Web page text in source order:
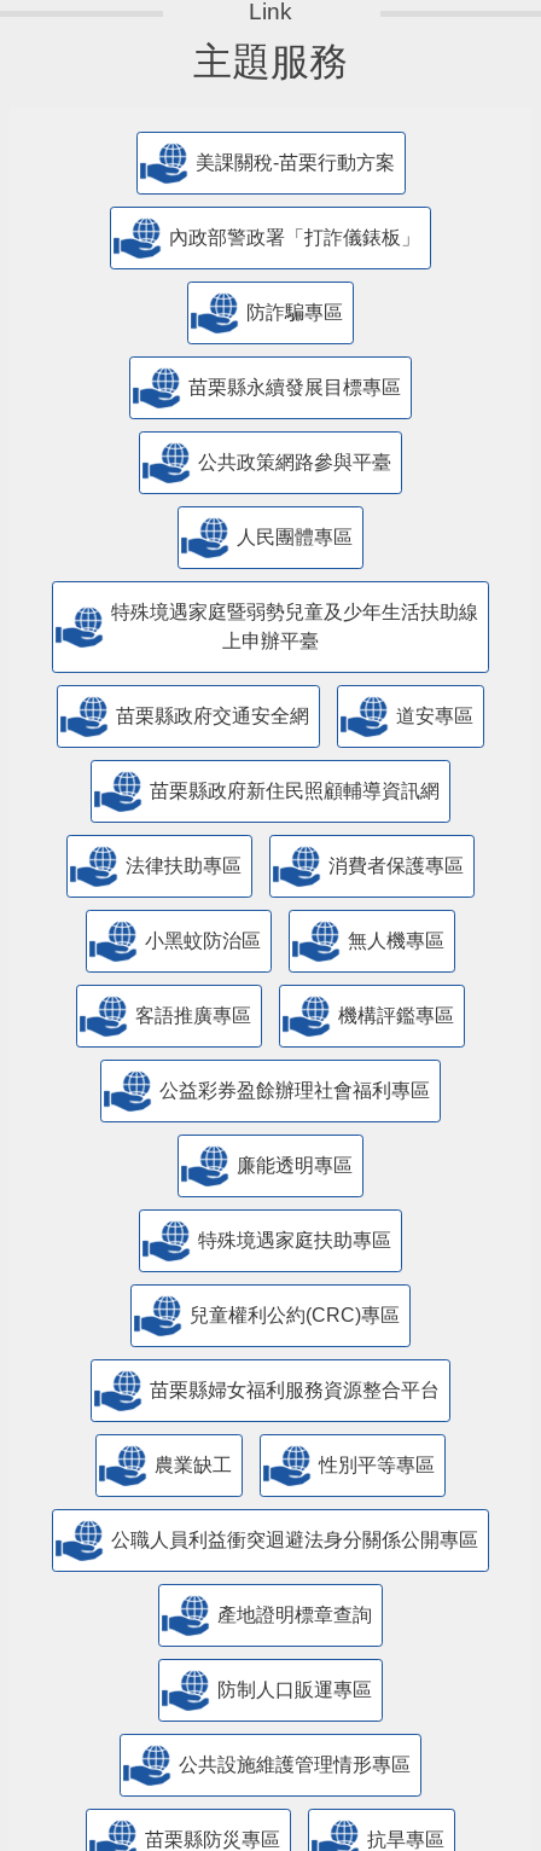
主題服務
美課關稅-苗栗行動方案
內政部警政署「打詐儀錶板」
防詐騙專區
苗栗縣永續發展目標專區
公共政策網路參與平臺
人民團體專區
特殊境遇家庭暨弱勢兒童及少年生活扶助線
上申辦平臺
苗栗縣政府交通安全網 道安專區
苗栗縣政府新住民照顧輔導資訊網
法律扶助專區 消費者保護專區
小黑蚊防治區 無人機專區
客語推廣專區 機構評鑑專區
公益彩券盈餘辦理社會福利專區
廉能透明專區
特殊境遇家庭扶助專區
兒童權利公約(CRC)專區
苗栗縣婦女福利服務資源整合平台
農業缺工 性別平等專區
公職人員利益衝突迴避法身分關係公開專區
產地證明標章查詢
防制人口販運專區
​公共設施維護管理情形專區
苗栗縣防災專區 抗旱專區